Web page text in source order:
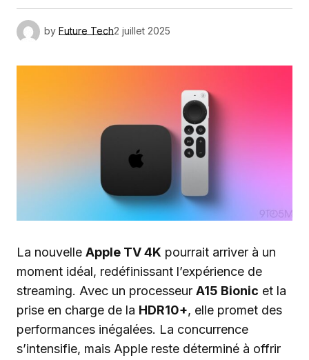
by Future Tech2 juillet 2025
La nouvelle Apple TV 4K pourrait arriver à un
moment idéal, redéfinissant l’expérience de
streaming. Avec un processeur A15 Bionic et la
prise en charge de la HDR10+, elle promet des
performances inégalées. La concurrence
s’intensifie, mais Apple reste déterminé à offrir